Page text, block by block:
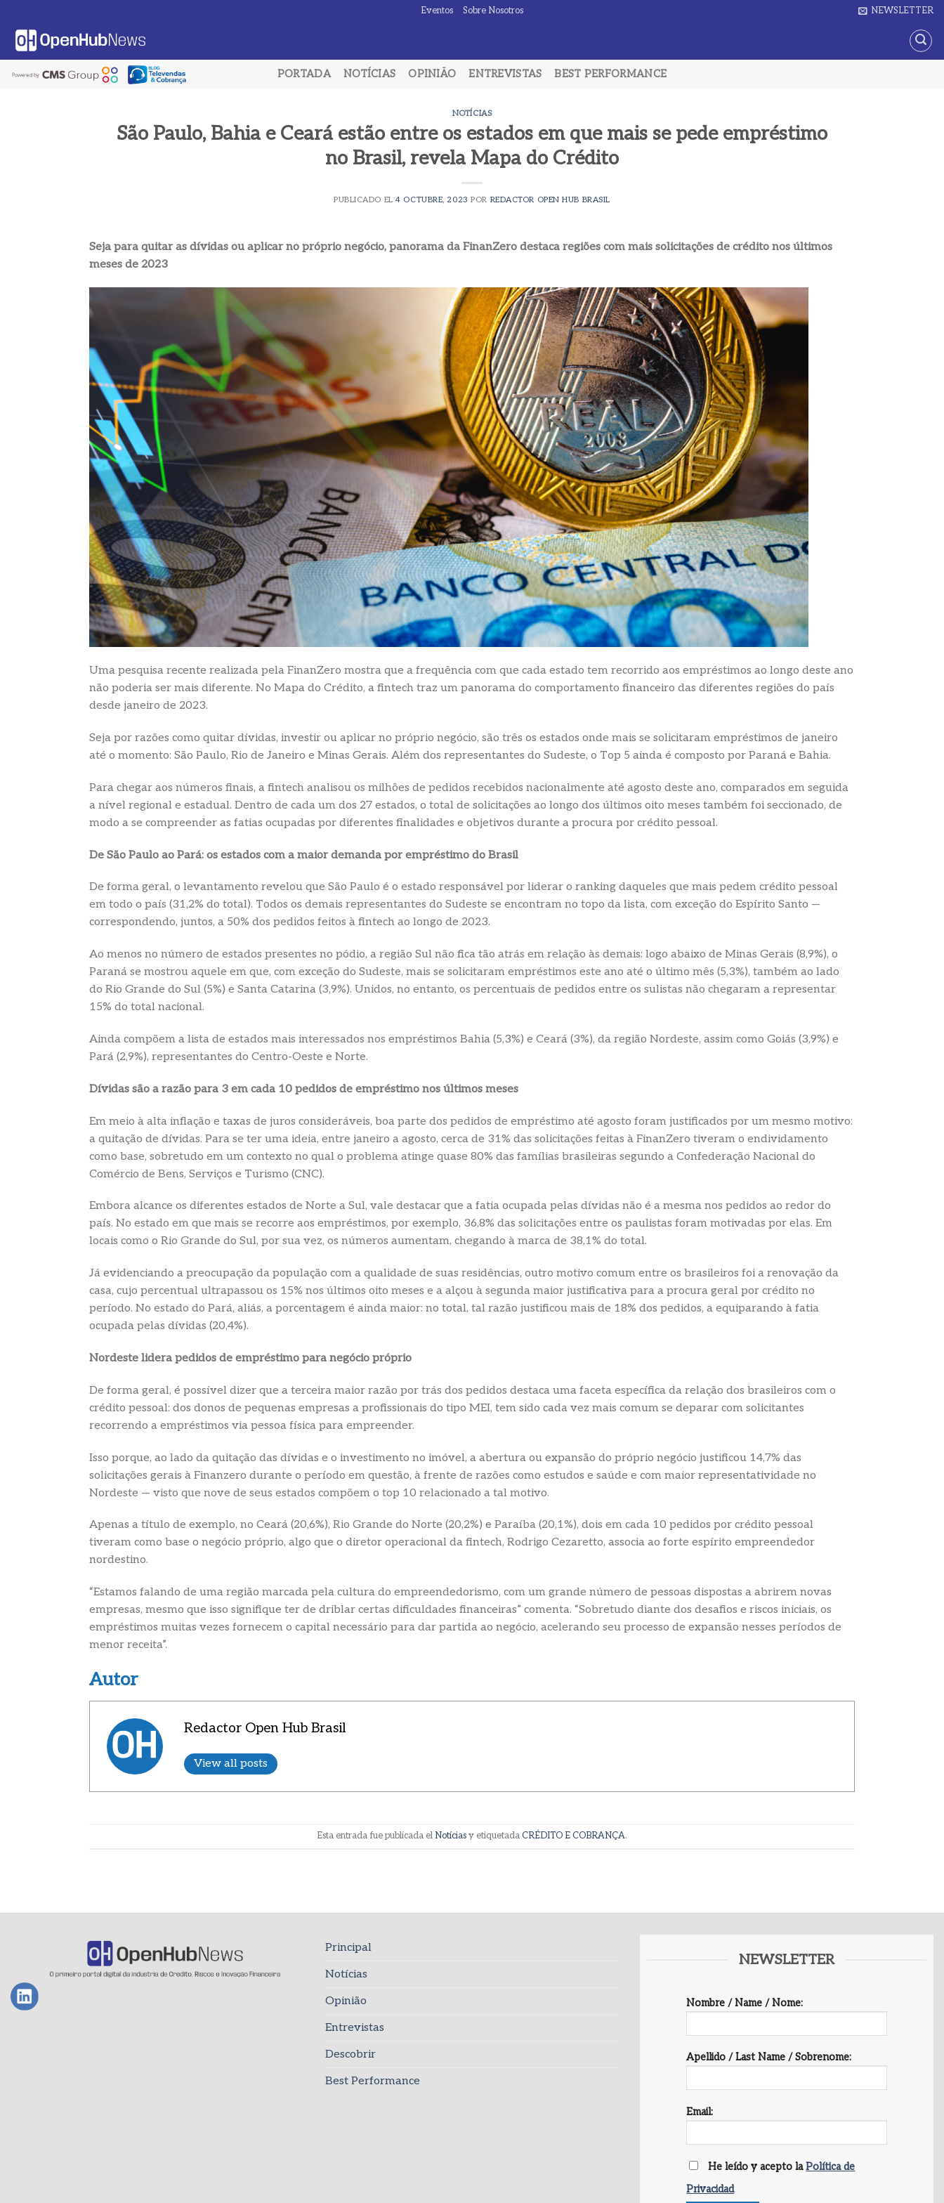
contenido
Eventos Sobre Nosotros NEWSLETTER
PORTADA NOTÍCIAS OPINIÃO ENTREVISTAS BEST PERFORMANCE
NOTÍCIAS
São Paulo, Bahia e Ceará estão entre os estados em que mais se pede empréstimo
no Brasil, revela Mapa do Crédito
PUBLICADO EL4 OCTUBRE, 2023 POR REDACTOR OPEN HUB BRASIL
Seja para quitar as dívidas ou aplicar no próprio negócio, panorama da FinanZero destaca regiões com mais solicitações de crédito nos últimos
meses de 2023
Uma pesquisa recente realizada pela FinanZero mostra que a frequência com que cada estado tem recorrido aos empréstimos ao longo deste ano
não poderia ser mais diferente. No Mapa do Crédito, a fintech traz um panorama do comportamento financeiro das diferentes regiões do país
desde janeiro de 2023.
Seja por razões como quitar dívidas, investir ou aplicar no próprio negócio, são três os estados onde mais se solicitaram empréstimos de janeiro
até o momento: São Paulo, Rio de Janeiro e Minas Gerais. Além dos representantes do Sudeste, o Top 5 ainda é composto por Paraná e Bahia.
Para chegar aos números finais, a fintech analisou os milhões de pedidos recebidos nacionalmente até agosto deste ano, comparados em seguida
a nível regional e estadual. Dentro de cada um dos 27 estados, o total de solicitações ao longo dos últimos oito meses também foi seccionado, de
modo a se compreender as fatias ocupadas por diferentes finalidades e objetivos durante a procura por crédito pessoal.
De São Paulo ao Pará: os estados com a maior demanda por empréstimo do Brasil
De forma geral, o levantamento revelou que São Paulo é o estado responsável por liderar o ranking daqueles que mais pedem crédito pessoal
em todo o país (31,2% do total). Todos os demais representantes do Sudeste se encontram no topo da lista, com exceção do Espírito Santo —
correspondendo, juntos, a 50% dos pedidos feitos à fintech ao longo de 2023.
Ao menos no número de estados presentes no pódio, a região Sul não fica tão atrás em relação às demais: logo abaixo de Minas Gerais (8,9%), o
Paraná se mostrou aquele em que, com exceção do Sudeste, mais se solicitaram empréstimos este ano até o último mês (5,3%), também ao lado
do Rio Grande do Sul (5%) e Santa Catarina (3,9%). Unidos, no entanto, os percentuais de pedidos entre os sulistas não chegaram a representar
15% do total nacional.
Ainda compõem a lista de estados mais interessados nos empréstimos Bahia (5,3%) e Ceará (3%), da região Nordeste, assim como Goiás (3,9%) e
Pará (2,9%), representantes do Centro-Oeste e Norte.
Dívidas são a razão para 3 em cada 10 pedidos de empréstimo nos últimos meses
Em meio à alta inflação e taxas de juros consideráveis, boa parte dos pedidos de empréstimo até agosto foram justificados por um mesmo motivo:
a quitação de dívidas. Para se ter uma ideia, entre janeiro a agosto, cerca de 31% das solicitações feitas à FinanZero tiveram o endividamento
como base, sobretudo em um contexto no qual o problema atinge quase 80% das famílias brasileiras segundo a Confederação Nacional do
Comércio de Bens, Serviços e Turismo (CNC).
Embora alcance os diferentes estados de Norte a Sul, vale destacar que a fatia ocupada pelas dívidas não é a mesma nos pedidos ao redor do
país. No estado em que mais se recorre aos empréstimos, por exemplo, 36,8% das solicitações entre os paulistas foram motivadas por elas. Em
locais como o Rio Grande do Sul, por sua vez, os números aumentam, chegando à marca de 38,1% do total.
Já evidenciando a preocupação da população com a qualidade de suas residências, outro motivo comum entre os brasileiros foi a renovação da
casa, cujo percentual ultrapassou os 15% nos últimos oito meses e a alçou à segunda maior justificativa para a procura geral por crédito no
período. No estado do Pará, aliás, a porcentagem é ainda maior: no total, tal razão justificou mais de 18% dos pedidos, a equiparando à fatia
ocupada pelas dívidas (20,4%).
Nordeste lidera pedidos de empréstimo para negócio próprio
De forma geral, é possível dizer que a terceira maior razão por trás dos pedidos destaca uma faceta específica da relação dos brasileiros com o
crédito pessoal: dos donos de pequenas empresas a profissionais do tipo MEI, tem sido cada vez mais comum se deparar com solicitantes
recorrendo a empréstimos via pessoa física para empreender.
Isso porque, ao lado da quitação das dívidas e o investimento no imóvel, a abertura ou expansão do próprio negócio justificou 14,7% das
solicitações gerais à Finanzero durante o período em questão, à frente de razões como estudos e saúde e com maior representatividade no
Nordeste — visto que nove de seus estados compõem o top 10 relacionado a tal motivo.
Apenas a título de exemplo, no Ceará (20,6%), Rio Grande do Norte (20,2%) e Paraíba (20,1%), dois em cada 10 pedidos por crédito pessoal
tiveram como base o negócio próprio, algo que o diretor operacional da fintech, Rodrigo Cezaretto, associa ao forte espírito empreendedor
nordestino.
“Estamos falando de uma região marcada pela cultura do empreendedorismo, com um grande número de pessoas dispostas a abrirem novas
empresas, mesmo que isso signifique ter de driblar certas dificuldades financeiras” comenta. “Sobretudo diante dos desafios e riscos iniciais, os
empréstimos muitas vezes fornecem o capital necessário para dar partida ao negócio, acelerando seu processo de expansão nesses períodos de
menor receita”.
Autor
Redactor Open Hub Brasil
View all posts
Esta entrada fue publicada el Notíciasy etiquetadaCRÉDITO E COBRANÇA.
Principal
Notícias
Opinião
Entrevistas
Descobrir
Best Performance
NEWSLETTER
Nombre / Name / Nome:
Apellido / Last Name / Sobrenome:
Email:
He leído y acepto laPolítica de
Privacidad